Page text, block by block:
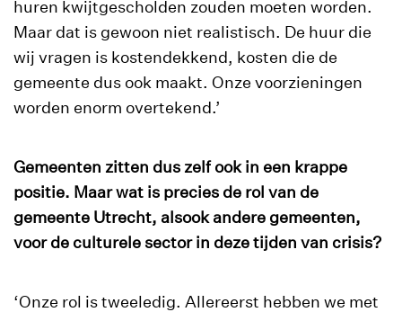
huren kwijtgescholden zouden moeten worden.
Maar dat is gewoon niet realistisch. De huur die
wij vragen is kostendekkend, kosten die de
gemeente dus ook maakt. Onze voorzieningen
worden enorm overtekend.’
Gemeenten zitten dus zelf ook in een krappe
positie. Maar wat is precies de rol van de
gemeente Utrecht, alsook andere gemeenten,
voor de culturele sector in deze tijden van crisis?
‘Onze rol is tweeledig. Allereerst hebben we met